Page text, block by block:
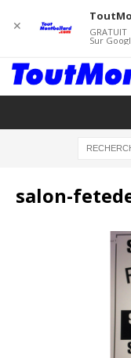
salon-
✕ GRATUIT
Sur